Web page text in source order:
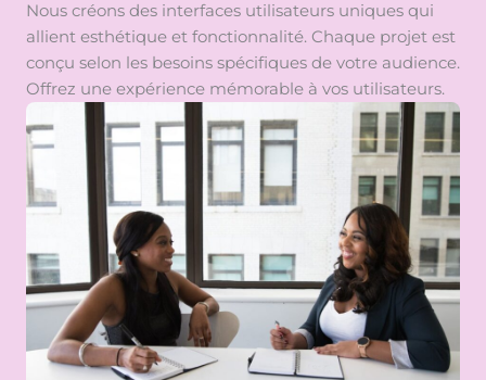
Nous créons des interfaces utilisateurs uniques qui
allient esthétique et fonctionnalité. Chaque projet est
conçu selon les besoins spécifiques de votre audience.
Offrez une expérience mémorable à vos utilisateurs.